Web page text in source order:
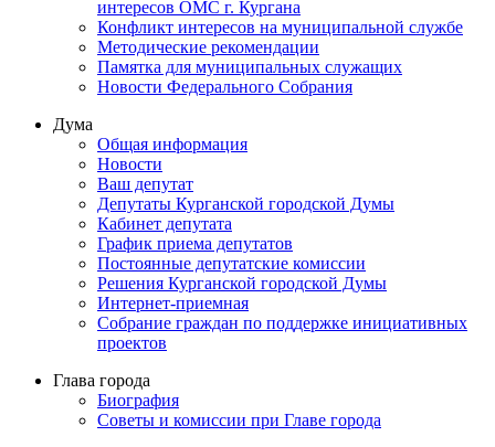
интересов ОМС г. Кургана
Конфликт интересов на муниципальной службе
Методические рекомендации
Памятка для муниципальных служащих
Новости Федерального Cобрания
Дума
Общая информация
Новости
Ваш депутат
Депутаты Курганской городской Думы
Кабинет депутата
График приема депутатов
Постоянные депутатские комиссии
Решения Курганской городской Думы
Интернет-приемная
Собрание граждан по поддержке инициативных
проектов
Глава города
Биография
Советы и комиссии при Главе города